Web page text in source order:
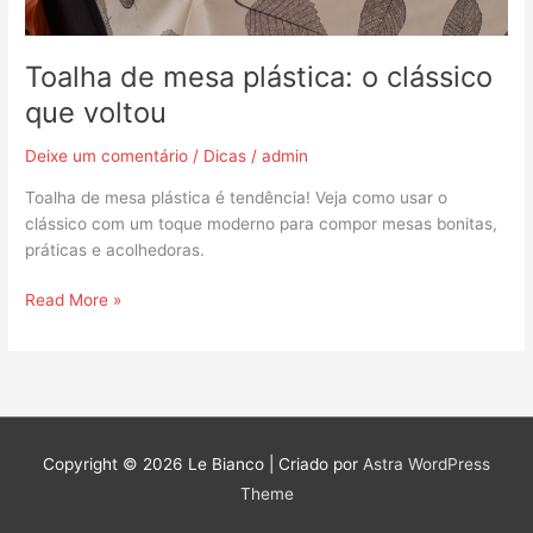
Toalha de mesa plástica: o clássico
que voltou
Deixe um comentário / Dicas /admin
Toalha de mesa plástica é tendência! Veja como usar o
clássico com um toque moderno para compor mesas bonitas,
práticas e acolhedoras.
Read More »
Copyright © 2026 Le Bianco | Criado por Astra WordPress
Theme